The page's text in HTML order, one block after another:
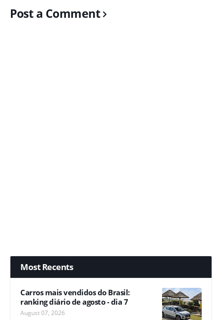
Post a Comment
Most Recents
Carros mais vendidos do Brasil:
ranking diário de agosto - dia 7
August 07, 2026